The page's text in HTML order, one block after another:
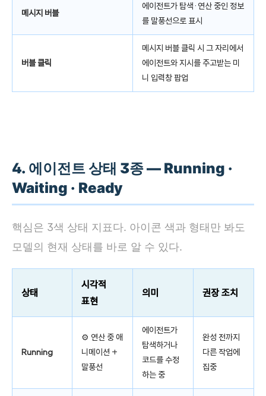
메시지 버블
에이전트가 탐색·연산 중인 정보
를 말풍선으로 표시
버블 클릭
메시지 버블 클릭 시 그 자리에서
에이전트와 지시를 주고받는 미
니 입력창 팝업
4. 에이전트 상태 3종 — Running ·
Waiting · Ready
핵심은 3색 상태 지표다. 아이콘 색과 형태만 봐도
모델의 현재 상태를 바로 알 수 있다.
상태
시각적
표현
의미 권장 조치
Running
⚙️ 연산 중 애
니메이션 +
말풍선
에이전트가
탐색하거나
코드를 수정
하는 중
완성 전까지
다른 작업에
집중